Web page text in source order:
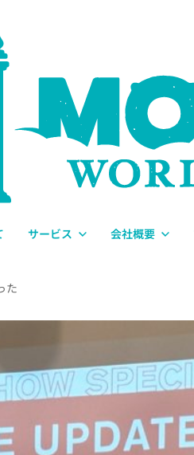
サービス 会社概要
た